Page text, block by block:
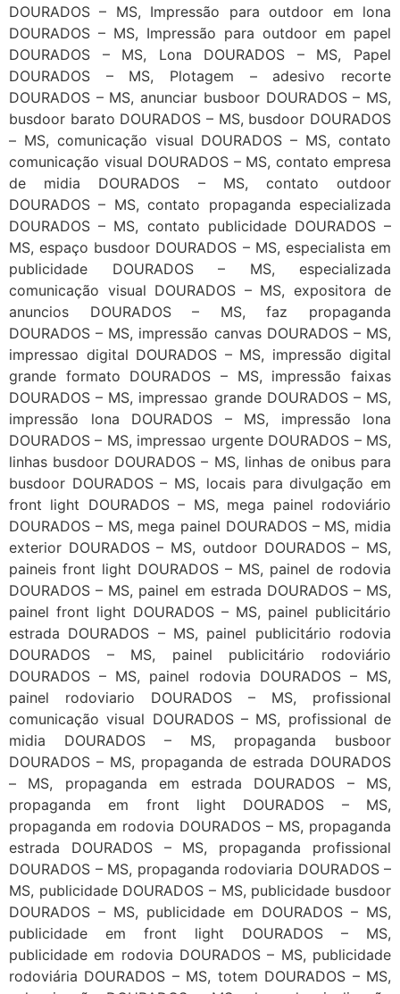
DOURADOS – MS, Impressão para outdoor em lona
DOURADOS – MS, Impressão para outdoor em papel
DOURADOS – MS, Lona DOURADOS – MS, Papel
DOURADOS – MS, Plotagem – adesivo recorte
DOURADOS – MS, anunciar busboor DOURADOS – MS,
busdoor barato DOURADOS – MS, busdoor DOURADOS
– MS, comunicação visual DOURADOS – MS, contato
comunicação visual DOURADOS – MS, contato empresa
de midia DOURADOS – MS, contato outdoor
DOURADOS – MS, contato propaganda especializada
DOURADOS – MS, contato publicidade DOURADOS –
MS, espaço busdoor DOURADOS – MS, especialista em
publicidade DOURADOS – MS, especializada
comunicação visual DOURADOS – MS, expositora de
anuncios DOURADOS – MS, faz propaganda
DOURADOS – MS, impressão canvas DOURADOS – MS,
impressao digital DOURADOS – MS, impressão digital
grande formato DOURADOS – MS, impressão faixas
DOURADOS – MS, impressao grande DOURADOS – MS,
impressão lona DOURADOS – MS, impressão lona
DOURADOS – MS, impressao urgente DOURADOS – MS,
linhas busdoor DOURADOS – MS, linhas de onibus para
busdoor DOURADOS – MS, locais para divulgação em
front light DOURADOS – MS, mega painel rodoviário
DOURADOS – MS, mega painel DOURADOS – MS, midia
exterior DOURADOS – MS, outdoor DOURADOS – MS,
paineis front light DOURADOS – MS, painel de rodovia
DOURADOS – MS, painel em estrada DOURADOS – MS,
painel front light DOURADOS – MS, painel publicitário
estrada DOURADOS – MS, painel publicitário rodovia
DOURADOS – MS, painel publicitário rodoviário
DOURADOS – MS, painel rodovia DOURADOS – MS,
painel rodoviario DOURADOS – MS, profissional
comunicação visual DOURADOS – MS, profissional de
midia DOURADOS – MS, propaganda busboor
DOURADOS – MS, propaganda de estrada DOURADOS
– MS, propaganda em estrada DOURADOS – MS,
propaganda em front light DOURADOS – MS,
propaganda em rodovia DOURADOS – MS, propaganda
estrada DOURADOS – MS, propaganda profissional
DOURADOS – MS, propaganda rodoviaria DOURADOS –
MS, publicidade DOURADOS – MS, publicidade busdoor
DOURADOS – MS, publicidade em DOURADOS – MS,
publicidade em front light DOURADOS – MS,
publicidade em rodovia DOURADOS – MS, publicidade
rodoviária DOURADOS – MS, totem DOURADOS – MS,